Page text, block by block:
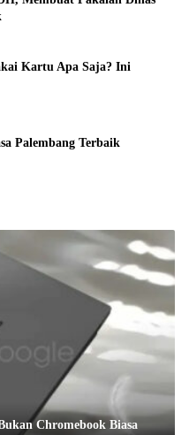
Kartu Apa Saja? Ini
Palembang Terbaik
Chromebook Biasa